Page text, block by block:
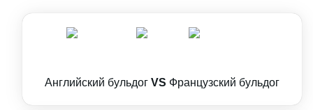
Английский бульдог VS Французский бульдог